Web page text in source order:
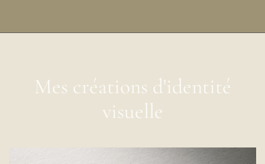
Mes créations d'identité
visuelle